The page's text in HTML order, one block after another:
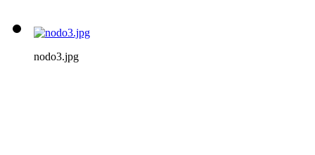
nodo3.jpg